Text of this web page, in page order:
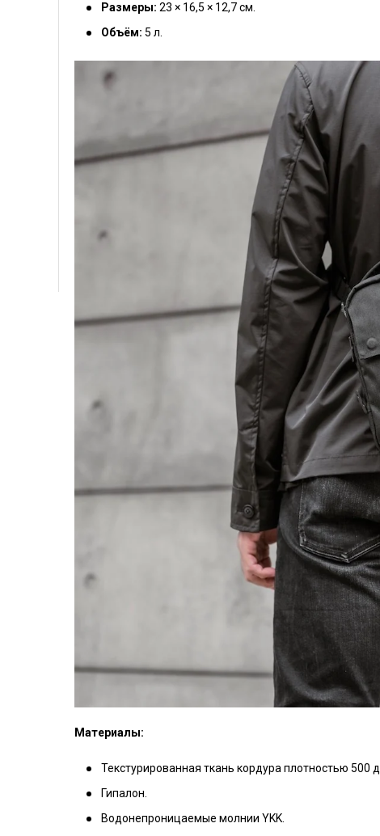
Размеры: 23 × 16,5 × 12,7 см.
Объём: 5 л.
Материалы:
Текстурированная ткань кордура плотностью 500
Гипалон.
Водонепроницаемые молнии YKK.